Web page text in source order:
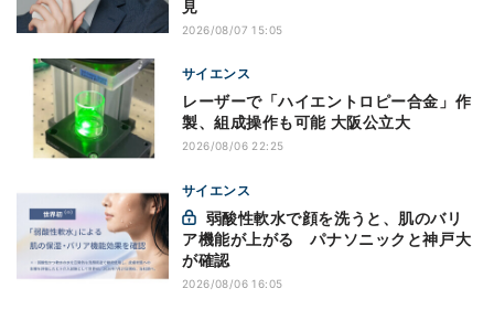
見
2026/08/07 15:05
サイエンス
レーザーで「ハイエントロピー合金」作
製、組成操作も可能 大阪公立大
2026/08/06 22:25
サイエンス
ア機能が上がる パナソニックと神戸大
が確認
2026/08/06 16:05